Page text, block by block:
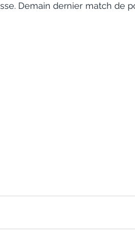
Demain dernier match de